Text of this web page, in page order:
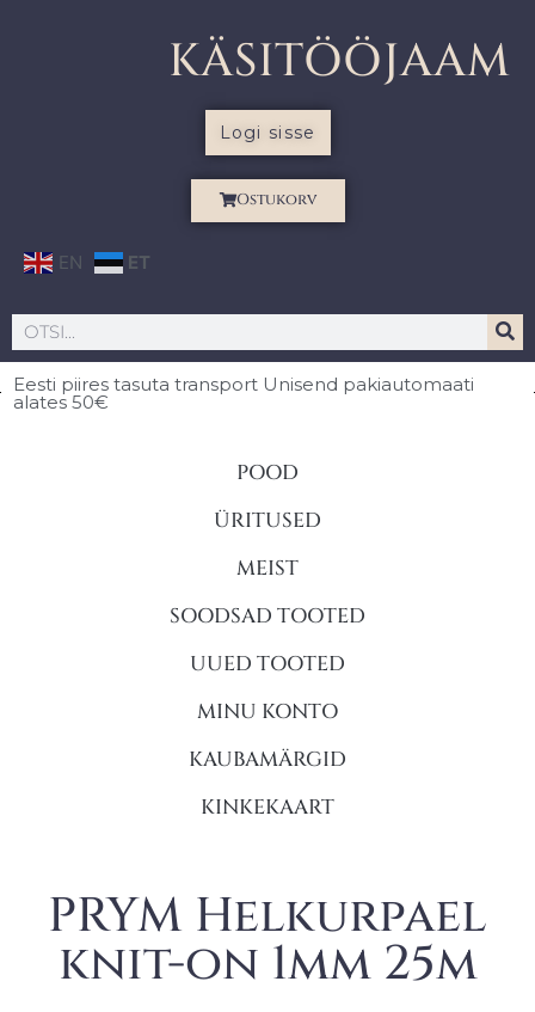
KÄSITÖÖJAAM
Logi sisse
Ostukorv
EN ET
Eesti piires tasuta transport Unisend pakiautomaati
alates 50€
POOD
ÜRITUSED
MEIST
SOODSAD TOOTED
UUED TOOTED
MINU KONTO
KAUBAMÄRGID
KINKEKAART
PRYM Helkurpael
knit-on 1mm 25m